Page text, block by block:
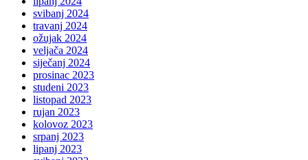
svibanj 2024
travanj 2024
ožujak 2024
veljača 2024
siječanj 2024
prosinac 2023
studeni 2023
listopad 2023
rujan 2023
kolovoz 2023
srpanj 2023
lipanj 2023